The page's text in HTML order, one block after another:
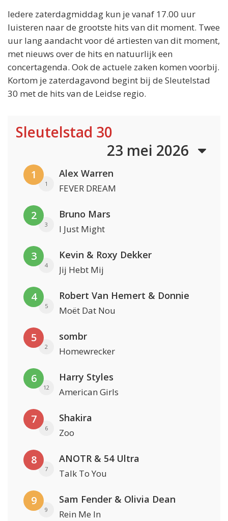
Iedere zaterdagmiddag kun je vanaf 17.00 uur
luisteren naar de grootste hits van dit moment. Twee
uur lang aandacht voor dé artiesten van dit moment,
met nieuws over de hits en natuurlijk een
concertagenda. Ook de actuele zaken komen voorbij.
Kortom je zaterdagavond begint bij de Sleutelstad
30 met de hits van de Leidse regio.
Sleutelstad 30
23 mei 2026
1
1
Alex Warren
FEVER DREAM
2
3
Bruno Mars
I Just Might
3
4
Kevin & Roxy Dekker
Jij Hebt Mij
4
5
Robert Van Hemert & Donnie
Moët Dat Nou
5
2
sombr
Homewrecker
6
12
Harry Styles
American Girls
7
6
Shakira
Zoo
8
7
ANOTR & 54 Ultra
Talk To You
9
9
Sam Fender & Olivia Dean
Rein Me In